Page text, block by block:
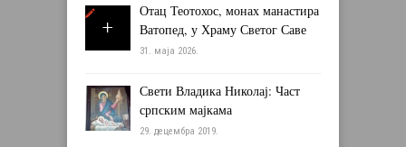
Отац Теотохос, монах манастира
Ватопед, у Храму Светог Саве
31. маја 2026.
Свети Владика Николај: Част
српским мајкама
29. децембра 2019.